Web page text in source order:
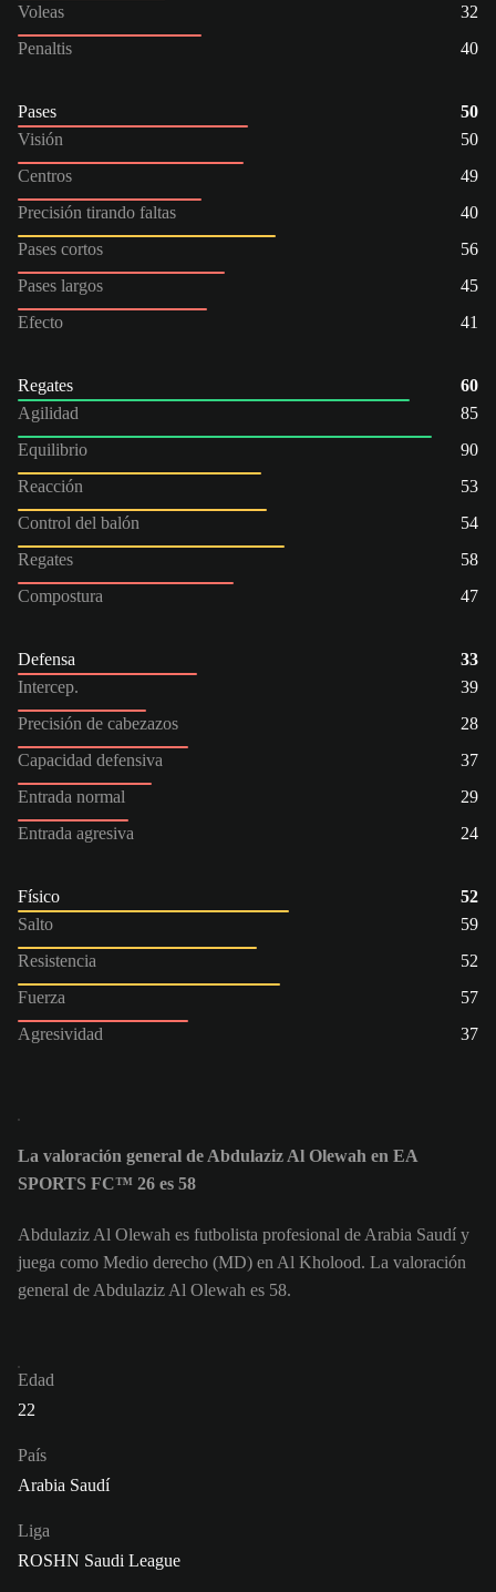
Voleas
32
Penaltis
40
Pases
50
Visión
50
Centros
49
Precisión tirando faltas
40
Pases cortos
56
Pases largos
45
Efecto
41
Regates
60
Agilidad
85
Equilibrio
90
Reacción
53
Control del balón
54
Regates
58
Compostura
47
Defensa
33
Intercep.
39
Precisión de cabezazos
28
Capacidad defensiva
37
Entrada normal
29
Entrada agresiva
24
Físico
52
Salto
59
Resistencia
52
Fuerza
57
Agresividad
37
La valoración general de Abdulaziz Al Olewah en EA
SPORTS FC™ 26 es 58
Abdulaziz Al Olewah es futbolista profesional de Arabia Saudí y
juega como Medio derecho (MD) en Al Kholood. La valoración
general de Abdulaziz Al Olewah es 58.
Edad
22
País
Arabia Saudí
Liga
ROSHN Saudi League